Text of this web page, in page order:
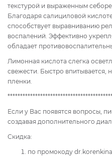
текстурой и выраженным
Благодаря салициловой
способствует выравниванию
воспалений. Эффективно
обладает
Лимонная кислота слегка
свежести. Быстро впитывается,
пленки.
Если у Вас появятся вопросы,
создавая дополнительного
Скидка:
по промокоду